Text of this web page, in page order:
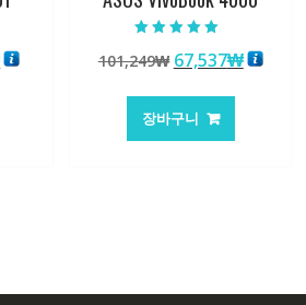
현
5.00
로 평가됨
101,249₩ 원
가
격:
67,537₩현
장바구니